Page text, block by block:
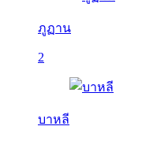
ภูฏาน
2
บาหลี